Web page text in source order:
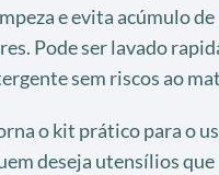
e evita acúmulo de
Pode ser lavado
sem riscos ao
o kit prático para o
deseja utensílios que